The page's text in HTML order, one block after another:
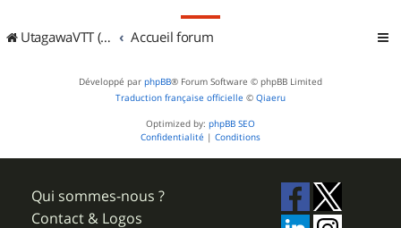
UtagawaVTT (Randos VTT et VTTAE avec traces GPS) Accueil forum
Développé par phpBB® Forum Software © phpBB Limited
Traduction française officielle © Qiaeru
Optimized by: phpBB SEO
Confidentialité | Conditions
Qui sommes-nous ?
Contact & Logos